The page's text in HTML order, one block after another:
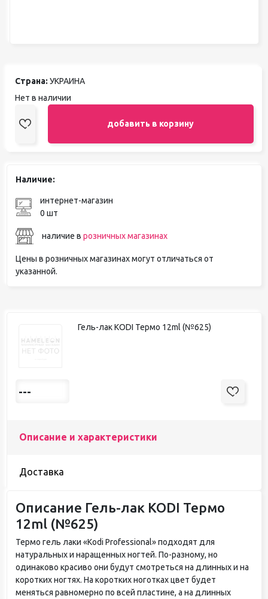
Страна: УКРАИНА
Нет в наличии
добавить в корзину
Наличие:
интернет-магазин
0 шт
наличие в розничных магазинах
Цены в розничных магазинах могут отличаться от
указанной.
Гель-лак KODI Термо 12ml (№625)
---
Описание и характеристики
Доставка
Описание Гель-лак KODI Термо
12ml (№625)
Термо гель лаки «Kodi Professional» подходят для
натуральных и наращенных ногтей. По-разному, но
одинаково красиво они будут смотреться на длинных и на
коротких ногтях. На коротких ноготках цвет будет
меняться равномерно по всей пластине, а на длинных